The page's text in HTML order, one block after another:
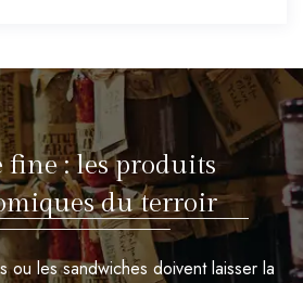
fine : les produits
du terroir
ou les sandwiches doivent laisser la